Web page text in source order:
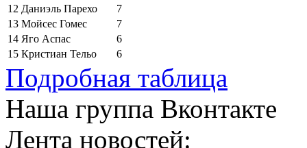
12 Даниэль Парехо
7
13 Мойсес Гомес
7
14 Яго Аспас
6
15 Кристиан Тельо 6
Подробная таблица
Наша группа Вконтакте
Лента новостей: